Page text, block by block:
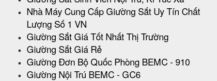
Nhà Máy Cung Cấp Giường Sắt Uy Tín Chất
Lượng Số 1 VN
Giường Sắt Giá Tốt Nhất Thị Trường
Giường Sắt Giá Rẻ
Giường Đơn Bộ Quốc Phòng BEMC - 910
Giường Nội Trú BEMC - GC6